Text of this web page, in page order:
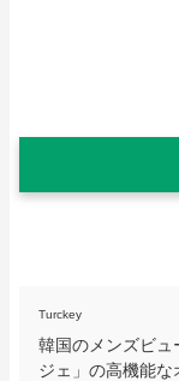
Turckey
韓国のメンズビュ
ジェ」の高機能